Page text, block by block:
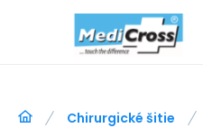
Chirurgické šitie